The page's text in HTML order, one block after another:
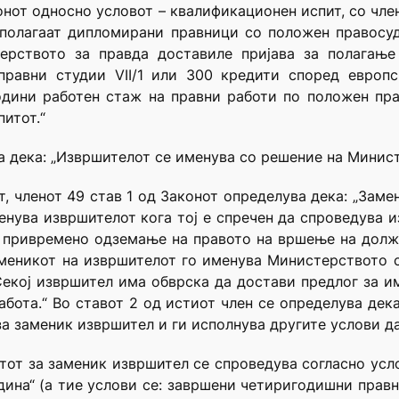
односно условот – квалификационен испит, со
дипломирани правници со положен
за правда доставиле пријава за
студии VII/1 или 300 кредити според
работен стаж на правни работи по положен
„Извршителот се именува со решение на
членот 49 став 1 од Законот определува дека:
извршителот кога тој е спречен да спроведува
одземање на правото на вршење на
на извршителот го именува Министерството
извршител има обврска да достави предлог за
Во ставот 2 од истиот член се определува
извршител и ги исполнува другите услови
за заменик извршител се спроведува согласно
(а тие услови се: завршени четиригодишни